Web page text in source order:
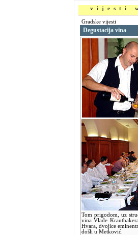
vijesti
Gradske vijesti
Degustacija vina
Tom prigodom, uz
vina Vlade
Hvara, dvojice
došli u Metković.